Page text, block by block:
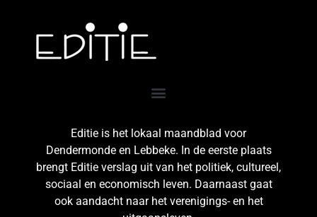
Editie is het lokaal maandblad voor
Dendermonde en Lebbeke. In de eerste plaats
brengt Editie verslag uit van het politiek, cultureel,
sociaal en economisch leven. Daarnaast gaat
ook aandacht naar het verenigings- en het